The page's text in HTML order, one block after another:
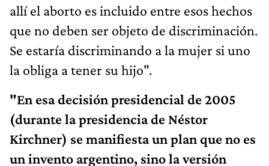
allí el aborto es incluido entre esos hechos
que no deben ser objeto de discriminación.
Se estaría discriminando a la mujer si uno
la obliga a tener su hijo".
"En esa decisión presidencial de 2005
(durante la presidencia de Néstor
Kirchner) se manifiesta un plan que no es
un invento argentino, sino la versión